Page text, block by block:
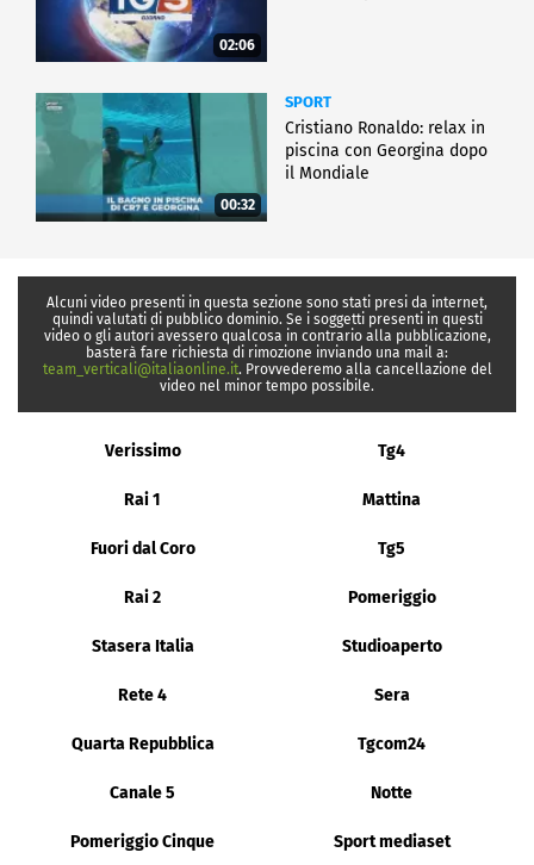
02:06
00:32
SPORT
Cristiano Ronaldo: relax in
piscina con Georgina dopo
il Mondiale
Alcuni video presenti in questa sezione sono stati presi da internet,
quindi valutati di pubblico dominio. Se i soggetti presenti in questi
video o gli autori avessero qualcosa in contrario alla pubblicazione,
basterà fare richiesta di rimozione inviando una mail a:
team_verticali@italiaonline.it. Provvederemo alla cancellazione del
video nel minor tempo possibile.
Verissimo Tg4
Rai 1 Mattina
Fuori dal Coro Tg5
Rai 2 Pomeriggio
Stasera Italia Studioaperto
Rete 4 Sera
Quarta Repubblica Tgcom24
Canale 5 Notte
Pomeriggio Cinque Sport mediaset